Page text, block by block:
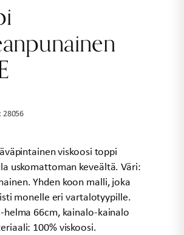
28056
viskoosi toppi
uskomattoman keveältä. Väri:
Yhden koon malli, joka
monelle eri vartalotyypille.
helma 66cm, kainalo-kainalo
100% viskoosi.